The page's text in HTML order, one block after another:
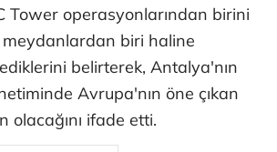
Tower operasyonlarından birini
biri haline
belirterek, Antalya'nın
Avrupa'nın öne çıkan
olacağını ifade etti.